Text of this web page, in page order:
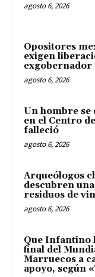
agosto 6, 2026
Opositores
exigen
exgobernador
agosto 6, 2026
Un hombre se
en el Centro
falleció
agosto 6, 2026
Arqueólogos
descubren
residuos de
agosto 6, 2026
Que Infantino
final del
Marruecos a
apoyo, según